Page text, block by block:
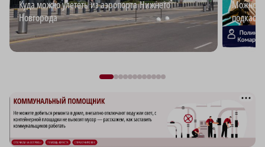
Куда можно улететь из аэропорта Нижнего
Новгорода
Можно
подкаст